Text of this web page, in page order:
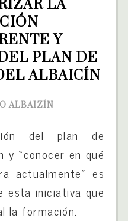
LA
Y
PLAN DE
ALBAICÍN
ALBAIZÍN
del plan de
y «conocer en qué
actualmente» es
esta iniciativa que
la formación.